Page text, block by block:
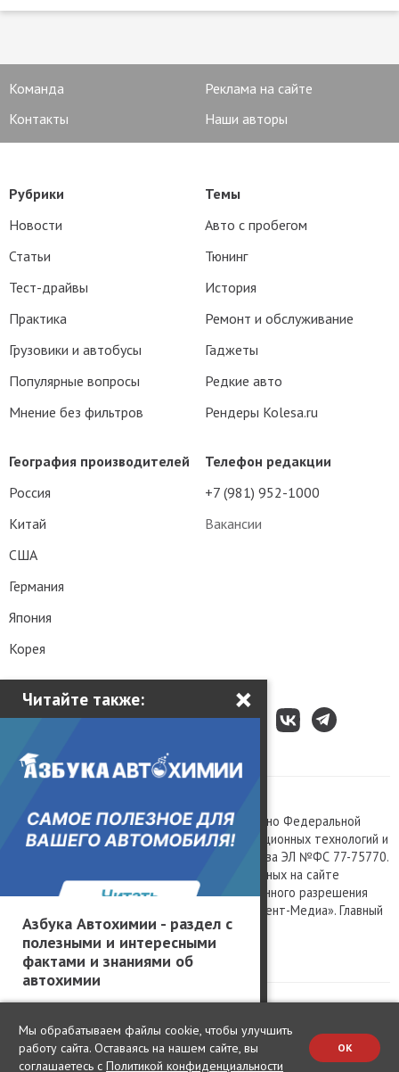
Читайте также: ×
Азбука Автохимии - раздел с
полезными и интересными
фактами и знаниями об
автохимии
Команда
Реклама на сайте
Контакты
Наши авторы
Телефон редакции
+7 (981) 952-1000
Вакансии
Рубрики
Новости
Статьи
Тест-драйвы
Практика
Грузовики и автобусы
Популярные вопросы
Мнение без фильтров
Темы
Авто с пробегом
Тюнинг
История
Ремонт и обслуживание
Гаджеты
Редкие авто
Рендеры Kolesa.ru
География производителей
Россия
Китай
США
Германия
Япония
Корея
Сетевое издание «Kolesa.ru», зарегистрировано Федеральной
службой по надзору в сфере связи, информационных технологий и
массовых коммуникаций, номер свидетельства ЭЛ №ФС 77-75770.
Любое использование материалов, размещенных на сайте
www.kolesa.ru, допускается только с письменного разрешения
правообладателя. Учредитель ООО «Президент-Медиа». Главный
редактор Баландин М.А. 0+
Политика конфиденциальности
Мы обрабатываем файлы cookie, чтобы улучшить
работу сайта. Оставаясь на нашем сайте, вы
соглашаетесь с Политикой конфиденциальности
OK